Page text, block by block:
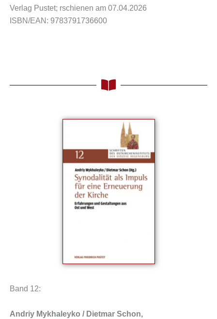
Verlag Pustet; rschienen am 07.04.2026
ISBN/EAN: 9783791736600
Band 12:
Andriy Mykhaleyko / Dietmar Schon,